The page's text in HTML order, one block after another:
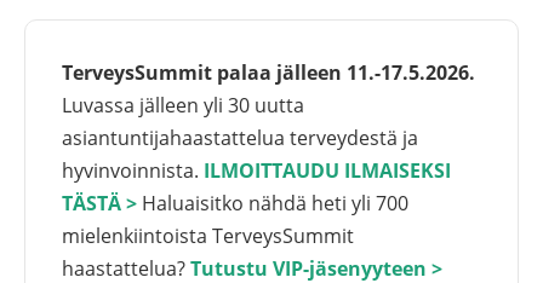
TerveysSummit palaa jälleen 11.-17.5.2026.
Luvassa jälleen yli 30 uutta
asiantuntijahaastattelua terveydestä ja
hyvinvoinnista. ILMOITTAUDU ILMAISEKSI
TÄSTÄ > Haluaisitko nähdä heti yli 700
mielenkiintoista TerveysSummit
haastattelua?Tutustu VIP-jäsenyyteen >